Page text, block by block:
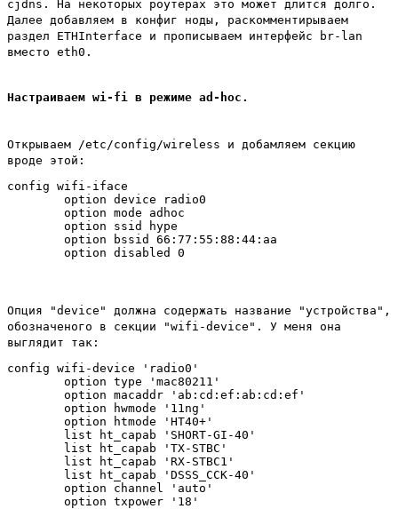
cjdns. На некоторых роутерах это может длится долго.
Далее добавляем в конфиг ноды, раскомментирываем
раздел ETHInterface и прописываем интерфейс br-lan
вместо eth0.
Настраиваем wi-fi в режиме ad-hoc.
Открываем /etc/config/wireless и добамляем секцию
вроде этой:
config wifi-iface
        option device radio0
        option mode adhoc
        option ssid hype
        option bssid 66:77:55:88:44:aa
Опция "device" должна содержать название "устройства",
обозначеного в секции "wifi-device". У меня она
выглядит так:
config wifi-device 'radio0'
        option type 'mac80211'
        option macaddr 'ab:cd:ef:ab:cd:ef'
        option hwmode '11ng'
        option htmode 'HT40+'
        list ht_capab 'SHORT-GI-40'
        list ht_capab 'TX-STBC'
        list ht_capab 'RX-STBC1'
        list ht_capab 'DSSS_CCK-40'
        option channel 'auto'
        option txpower '18'